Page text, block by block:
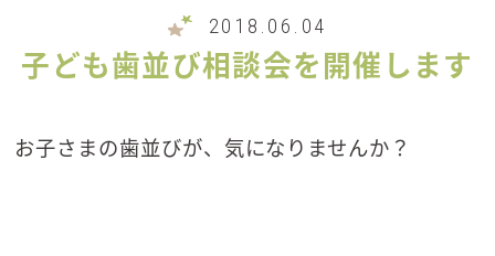
2018.06.04
子ども歯並び相談会を開催します
お子さまの歯並びが、気になりませんか？